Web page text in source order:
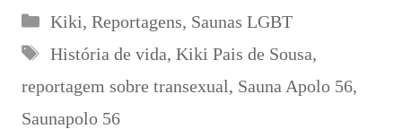
TRANS À
FRENTE DA
ÚNICA SAUNA
MISTA LGBT
portuguesa
Categorias
Kiki, Reportagens, Saunas LGBT
Etiquetas
História de vida, Kiki Pais de Sousa,
reportagem sobre transexual, Sauna Apolo 56,
Saunapolo 56